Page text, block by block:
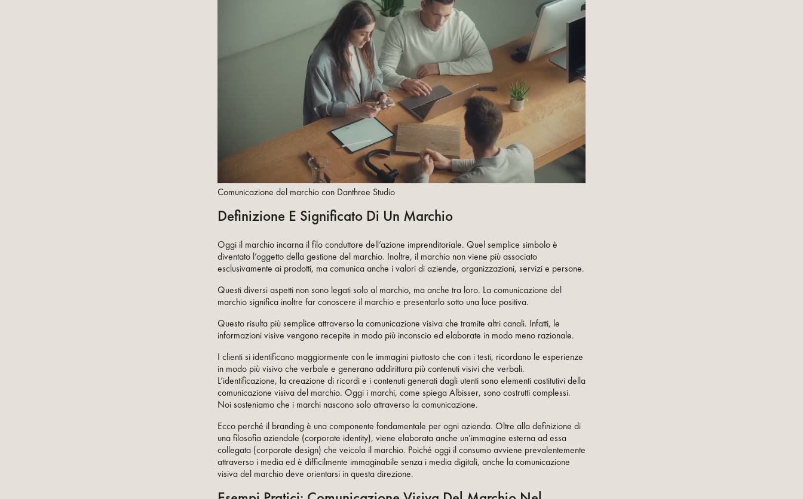
Comunicazione del marchio con Danthree Studio
Definizione E Significato Di Un Marchio
Oggi il marchio incarna il filo conduttore dell’azione imprenditoriale. Quel semplice simbolo è
diventato l’oggetto della gestione del marchio. Inoltre, il marchio non viene più associato
esclusivamente ai prodotti, ma comunica anche i valori di aziende, organizzazioni, servizi e persone.
Questi diversi aspetti non sono legati solo al marchio, ma anche tra loro. La comunicazione del
marchio significa inoltre far conoscere il marchio e presentarlo sotto una luce positiva.
Questo risulta più semplice attraverso la comunicazione visiva che tramite altri canali. Infatti, le
informazioni visive vengono recepite in modo più inconscio ed elaborate in modo meno razionale.
I clienti si identificano maggiormente con le immagini piuttosto che con i testi, ricordano le esperienze
in modo più visivo che verbale e generano addirittura più contenuti visivi che verbali.
L’identificazione, la creazione di ricordi e i contenuti generati dagli utenti sono elementi costitutivi della
comunicazione visiva del marchio. Oggi i marchi, come spiega Albisser, sono costrutti complessi.
Noi sosteniamo che i marchi nascono solo attraverso la comunicazione.
Ecco perché il branding è una componente fondamentale per ogni azienda. Oltre alla definizione di
una filosofia aziendale (corporate identity), viene elaborata anche un’immagine esterna ad essa
collegata (corporate design) che veicola il marchio. Poiché oggi il consumo avviene prevalentemente
attraverso i media ed è difficilmente immaginabile senza i media digitali, anche la comunicazione
visiva del marchio deve orientarsi in questa direzione.